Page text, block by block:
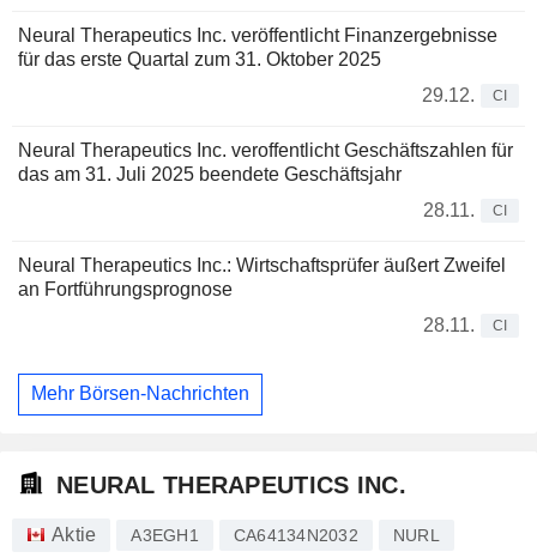
Neural Therapeutics Inc. veröffentlicht Finanzergebnisse
für das erste Quartal zum 31. Oktober 2025
29.12.
CI
Neural Therapeutics Inc. veroffentlicht Geschäftszahlen für
das am 31. Juli 2025 beendete Geschäftsjahr
28.11.
CI
Neural Therapeutics Inc.: Wirtschaftsprüfer äußert Zweifel
an Fortführungsprognose
28.11.
CI
Mehr Börsen-Nachrichten
NEURAL THERAPEUTICS INC.
Aktie A3EGH1 CA64134N2032 NURL